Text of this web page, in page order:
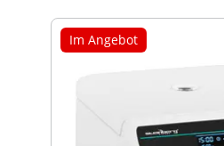
Im Angebot